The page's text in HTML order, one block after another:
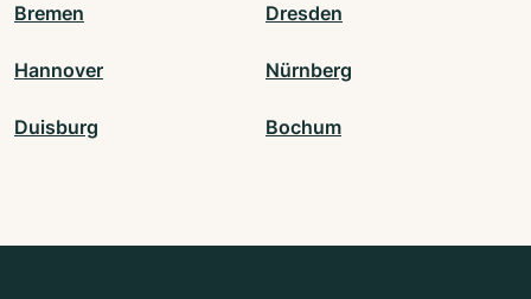
Bremen Dresden
Hannover Nürnberg
Duisburg Bochum